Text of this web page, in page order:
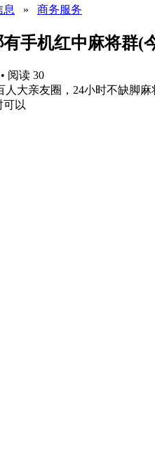
息 » 商务服务
手机红中麻将群(
• 阅读 30
人大亲友圈，24小时不缺脚
可以